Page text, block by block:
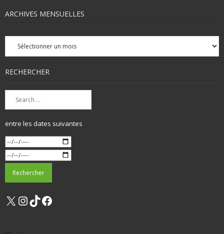
ARCHIVES MENSUELLES
Archives
mensuelles
RECHERCHER
entre les dates suivantes
X Instagram
TikTok